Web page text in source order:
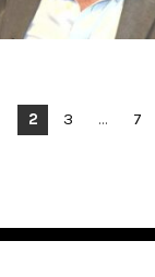
2 3 … 7